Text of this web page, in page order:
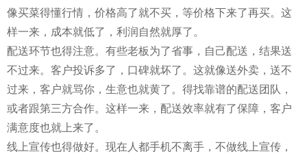
像买菜得懂行情，价格高了就不买，等价格下来了再买。这
样一来，成本就低了，利润自然就厚了。
配送环节也得注意。有些老板为了省事，自己配送，结果送
不过来。客户投诉多了，口碑就坏了。这就像送外卖，送不
过来，客户就骂你，生意也就黄了。得找靠谱的配送团队，
或者跟第三方合作。这样一来，配送效率就有了保障，客户
满意度也就上来了。
线上宣传也得做好。现在人都手机不离手，不做线上宣传，